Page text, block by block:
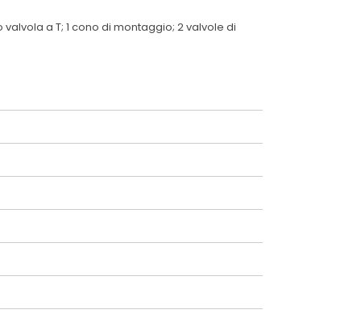
a T; 1 cono di montaggio; 2 valvole di